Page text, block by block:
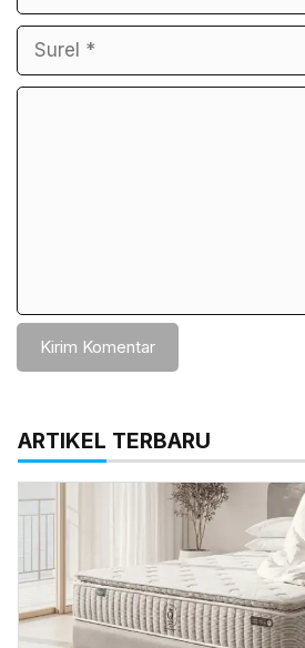
Komentar
ARTIKEL TERBARU